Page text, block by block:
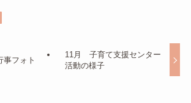
事フォト
11月 子育て支援センター
活動の様子